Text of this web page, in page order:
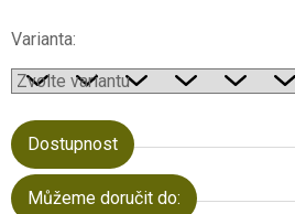
Varianta:
Dostupnost
Můžeme doručit do: